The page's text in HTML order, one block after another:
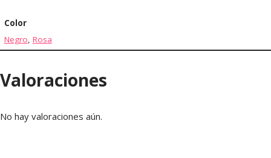
Color
Negro, Rosa
Valoraciones
No hay valoraciones aún.